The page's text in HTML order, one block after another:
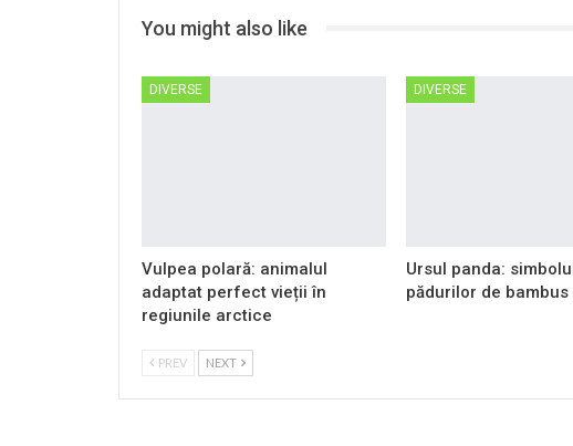
You might also like
DIVERSE
Vulpea polară: animalul
adaptat perfect vieții în
regiunile arctice
DIVERSE
Ursul panda: simbolul
pădurilor de bambus
PREV NEXT